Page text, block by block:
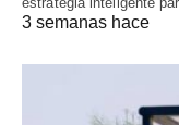
3 semanas hace